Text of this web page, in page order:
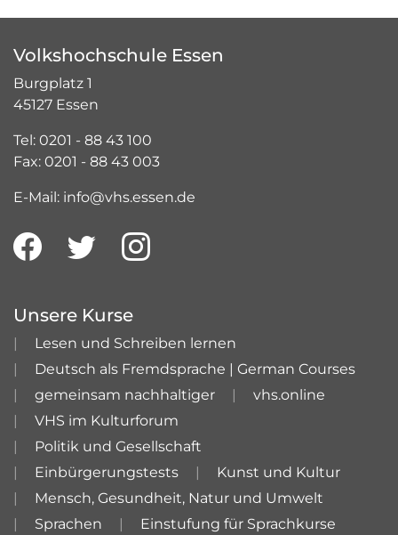
Volkshochschule Essen
Burgplatz 1
45127 Essen
Tel: 0201 - 88 43 100
Fax: 0201 - 88 43 003
E-Mail: info@vhs.essen.de
Unsere Kurse
Lesen und Schreiben lernen
Deutsch als Fremdsprache | German Courses
gemeinsam nachhaltiger
vhs.online
VHS im Kulturforum
Politik und Gesellschaft
Einbürgerungstests
Kunst und Kultur
Mensch, Gesundheit, Natur und Umwelt
Sprachen
Einstufung für Sprachkurse